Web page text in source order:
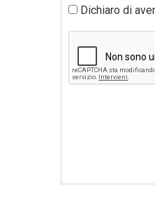
Dichiaro di